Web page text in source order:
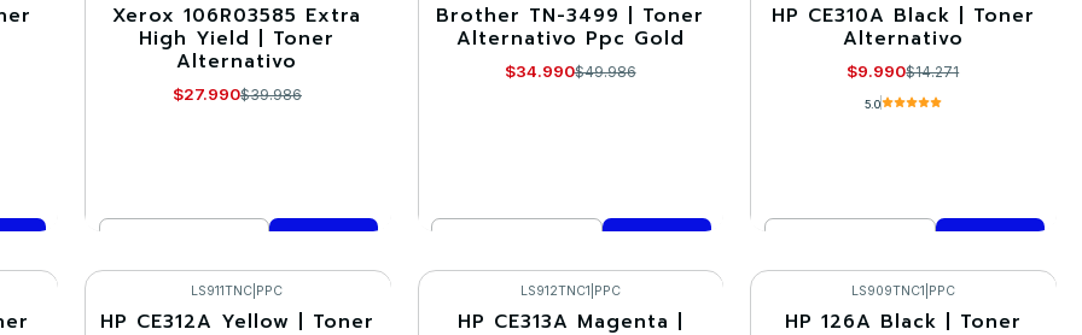
-30%
Xerox 106R03585 Extra
High Yield | Toner
Alternativo
$27.990$39.986
Comprar ahora
-30%
Brother TN-3499 | Toner
Alternativo Ppc Gold
$34.990$49.986
Comprar ahora
-30%
HP CE310A Black | Toner
Alternativo
$9.990$14.271
5.0
Comprar ahora
-30%
LS911TNC PPC
HP CE312A Yellow | Toner -30%
LS912TNC1 PPC
HP CE313A Magenta | -30%
LS909TNC1 PPC
HP 126A Black | Toner